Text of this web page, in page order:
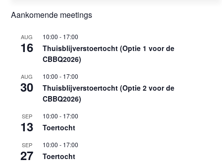
Aankomende meetings
AUG
16
10:00 - 17:00
Thuisblijverstoertocht (Optie 1 voor de
CBBQ2026)
AUG
30
10:00 - 17:00
Thuisblijverstoertocht (Optie 2 voor de
CBBQ2026)
SEP
13
10:00 - 17:00
Toertocht
SEP
27
10:00 - 17:00
Toertocht